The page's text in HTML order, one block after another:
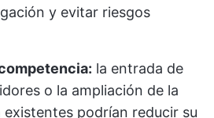
y evitar riesgos
la entrada de
o la ampliación de la
podrían reducir su